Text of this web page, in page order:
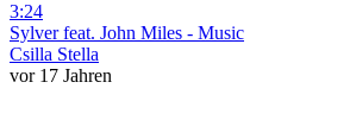
3:24
Sylver feat. John Miles - Music
Csilla Stella
vor 17 Jahren